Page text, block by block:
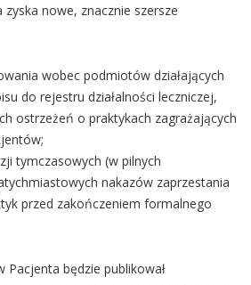
zyska nowe, znacznie szersze
wobec podmiotów działających
do rejestru działalności leczniczej,
ostrzeżeń o praktykach zagrażających
tymczasowych (w pilnych
nakazów zaprzestania
przed zakończeniem formalnego
Pacjenta będzie publikował